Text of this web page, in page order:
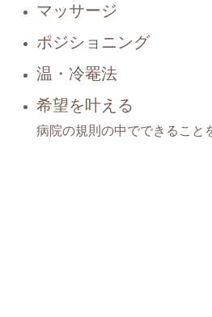
マッサージ
ポジショニング
温・冷罨法
希望を叶える
病院の規則の中でできること